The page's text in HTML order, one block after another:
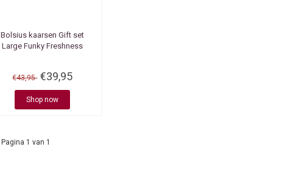
Bolsius kaarsen Gift set
Large Funky Freshness
€43,95 €39,95
Shop now
Pagina 1 van 1